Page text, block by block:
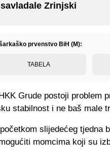
Zrinjski
prvenstvo BiH (M):
TABELA
Grude postoji problem
stabilnost i ne baš male
slijedećeg tjedna
momcima koji su